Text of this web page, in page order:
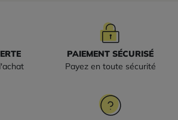
PAIEMENT SÉCURISÉ
Payez en toute sécurité